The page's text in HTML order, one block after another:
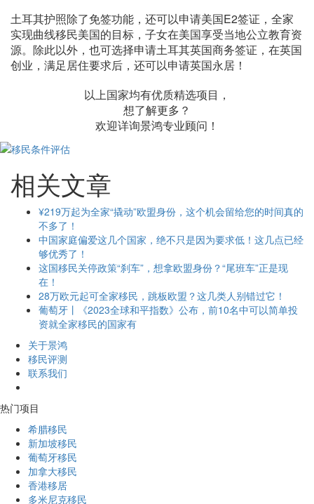
土耳其护照除了免签功能，还可以申请美国E2签证，全家
实现曲线移民美国的目标，子女在美国享受当地公立教育资
源。除此以外，也可选择申请土耳其英国商务签证，在英国
创业，满足居住要求后，还可以申请英国永居！
以上国家均有优质精选项目，
想了解更多？
欢迎详询景鸿专业顾问！
相关文章
¥219万起为全家“撬动”欧盟身份，这个机会留给您的时间真的
不多了！
中国家庭偏爱这几个国家，绝不只是因为要求低！这几点已经
够优秀了！
这国移民关停政策“刹车”，想拿欧盟身份？“尾班车”正是现
在！
28万欧元起可全家移民，跳板欧盟？这几类人别错过它！
葡萄牙丨《2023全球和平指数》公布，前10名中可以简单投
资就全家移民的国家有
关于景鸿
移民评测
联系我们
热门项目
希腊移民
新加坡移民
葡萄牙移民
加拿大移民
香港移居
多米尼克移民